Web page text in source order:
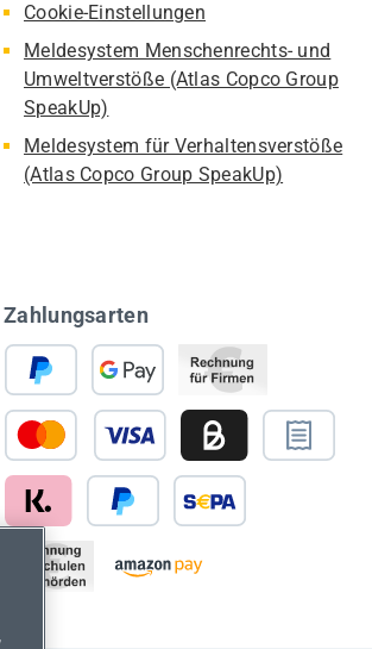
Cookie-Einstellungen
Meldesystem Menschenrechts- und
Umweltverstöße (Atlas Copco Group
SpeakUp)
Meldesystem für Verhaltensverstöße
(Atlas Copco Group SpeakUp)
Zahlungsarten